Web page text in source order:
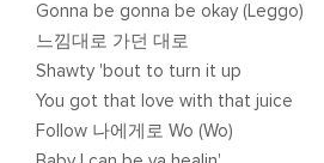
Gonna be gonna be okay (Leggo)
느낌대로 가던 대로
Shawty 'bout to turn it up
You got that love with that juice
Follow 나에게로 Wo (Wo)